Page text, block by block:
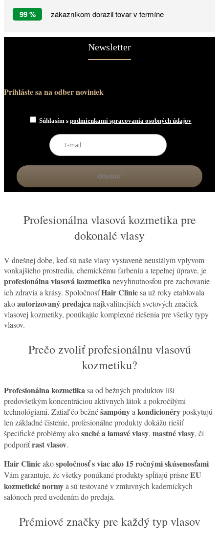
99 % zákazníkom dorazil tovar v termíne
Newsletter
Prihláste sa na odber noviniek
Súhlasím s podmienkami spracovania osobných údajov
Profesionálna vlasová kozmetika pre
dokonalé vlasy
V dnešnej dobe, keď sú naše vlasy vystavené neustálym vplyvom
vonkajšieho prostredia, chemickému farbeniu a tepelnej úprave, je
profesionálna vlasová kozmetikanevyhnutnosťou pre zachovanie
ich zdravia a krásy. SpoločnosťHair Clinicsa už roky etablovala
akoautorizovaný predajcanajkvalitnejších svetových značiek
vlasovej kozmetiky, ponúkajúc komplexné riešenia pre všetky typy
vlasov.
Prečo zvoliť profesionálnu vlasovú
kozmetiku?
Profesionálna kozmetikasa od bežných produktov líši
predovšetkým koncentráciou aktívnych látok a pokročilými
technológiami. Zatiaľ čo bežnéšampónyakondicionéryposkytujú
len základné čistenie, profesionálne produkty dokážu riešiť
špecifické problémy akosuché a lamavé vlasy, mastné vlasy, či
podporiťrast vlasov.
Hair Clinicakospoločnosť s viac ako 15 ročnými skúsenosťami
Vám garantuje, že všetky ponúkané produkty spĺňajú prísneEU
kozmetické normya sú testované v zmluvných kaderníckych
salónoch pred uvedením do predaja.
Prémiové značky pre každý typ vlasov